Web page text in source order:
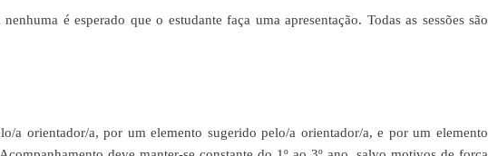
é esperado que o estudante faça uma apresentação. Todas as sessões são
a orientador/a, por um elemento sugerido pelo/a orientador/a, e por um elemento